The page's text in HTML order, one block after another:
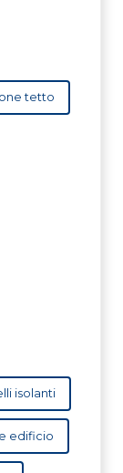
tetto
isolanti
edificio